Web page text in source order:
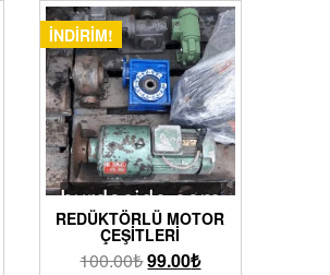
İNDIRIM!
REDÜKTÖRLÜ MOTOR
ÇEŞITLERI
100.00₺99.00₺